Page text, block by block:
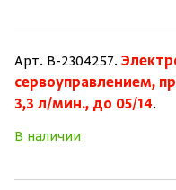
Арт. B-2304257.
сервоуправлением,
3,3 л/мин., до 05/14.
В наличии